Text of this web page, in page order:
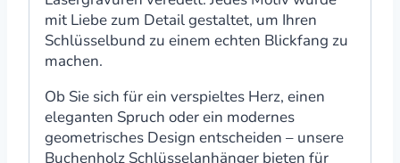
mit Liebe zum Detail gestaltet, um Ihren
Schlüsselbund zu einem echten Blickfang zu
machen.
Ob Sie sich für ein verspieltes Herz, einen
eleganten Spruch oder ein modernes
geometrisches Design entscheiden – unsere
Buchenholz Schlüsselanhänger bieten für